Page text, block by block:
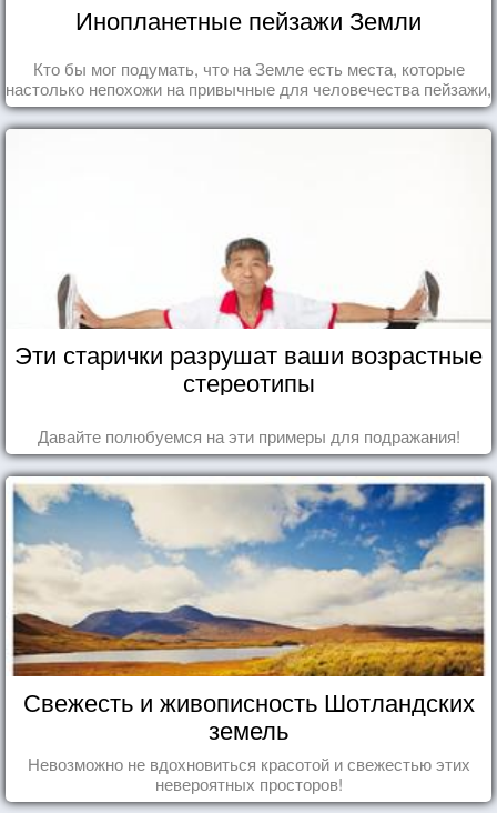
Инопланетные пейзажи Земли
Кто бы мог подумать, что на Земле есть места, которые
настолько непохожи на привычные для человечества пейзажи,
что кажутся и вовсе инопланетными!
Эти старички разрушат ваши возрастные
стереотипы
Давайте полюбуемся на эти примеры для подражания!
Свежесть и живописность Шотландских
земель
Невозможно не вдохновиться красотой и свежестью этих
невероятных просторов!